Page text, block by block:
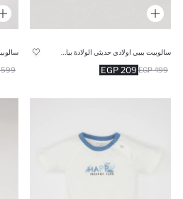
209 EGP 499 EGP
599 EGP